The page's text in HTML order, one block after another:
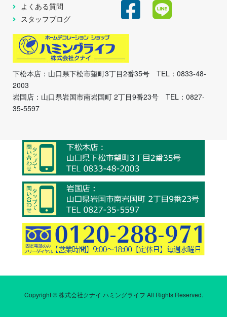
よくある質問
スタッフブログ
下松本店：山口県下松市望町3丁目2番35号 TEL：0833-48-
2003
岩国店：山口県岩国市南岩国町 2丁目9番23号 TEL：0827-
35-5597
Copyright © 株式会社クナイ ハミングライフ All Rights Reserved.